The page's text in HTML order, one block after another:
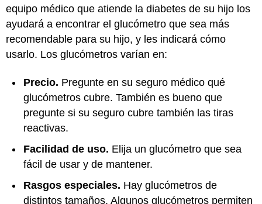
equipo médico que atiende la diabetes de su hijo los
ayudará a encontrar el glucómetro que sea más
recomendable para su hijo, y les indicará cómo
usarlo. Los glucómetros varían en:
Precio. Pregunte en su seguro médico qué
glucómetros cubre. También es bueno que
pregunte si su seguro cubre también las tiras
reactivas.
Facilidad de uso. Elija un glucómetro que sea
fácil de usar y de mantener.
Rasgos especiales. Hay glucómetros de
distintos tamaños. Algunos glucómetros permiten